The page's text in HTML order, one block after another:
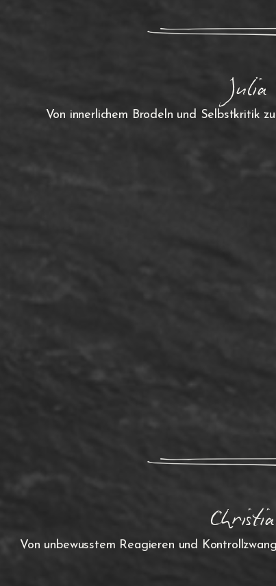
Julia
Von innerlichem Brodeln und Selbstkritik
Von unbewusstem Reagieren und